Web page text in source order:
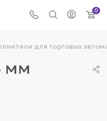
0
для торговых
мм